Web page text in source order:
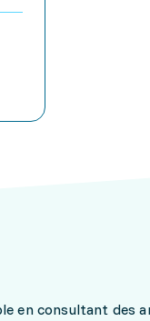
en consultant des